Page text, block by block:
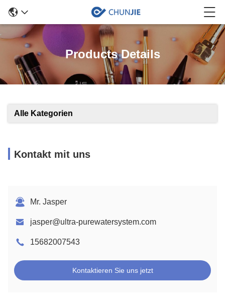
Products Details
Alle Kategorien
Kontakt mit uns
Mr. Jasper
jasper@ultra-purewatersystem.com
15682007543
Kontaktieren Sie uns jetzt